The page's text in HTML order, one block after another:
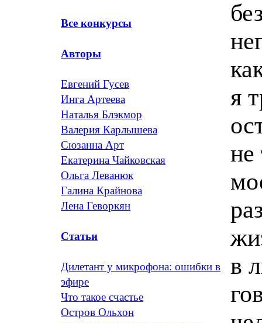
Все конкурсы
Авторы
Евгений Гусев
Инга Артеева
Наталья Блэкмор
Валерия Карлышева
Сюзанна Арт
Екатерина Чайковская
Ольга Леванюк
Галина Крайнова
Лена Геворкян
Статьи
Дилетант у микрофона: ошибки в
эфире
Что такое счастье
Остров Ольхон
я
не
в